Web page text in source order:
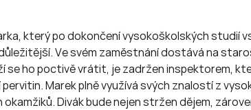
který po dokončení vysokoškolských
Ve svém zaměstnání dostává na
ho poctivě vrátit, je zadržen inspektorem,
Marek plně využívá svých znalostí z
Divák bude nejen stržen dějem,